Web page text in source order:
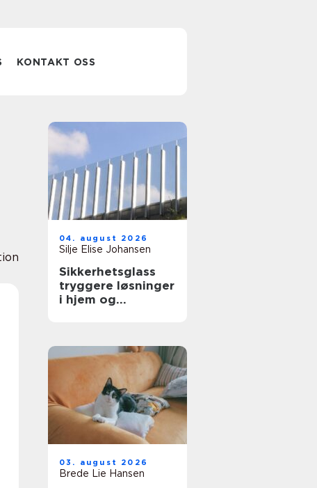
KONTAKT OSS
04. august 2026
Silje Elise Johansen
Sikkerhetsglass
tryggere løsninger
i hjem og
03. august 2026
Brede Lie Hansen